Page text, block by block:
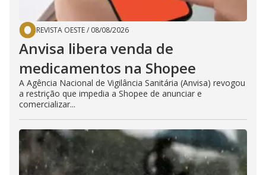
REVISTA OESTE/ 08/08/2026
Anvisa libera venda de
medicamentos na Shopee
A Agência Nacional de Vigilância Sanitária (Anvisa) revogou
a restrição que impedia a Shopee de anunciar e
comercializar...